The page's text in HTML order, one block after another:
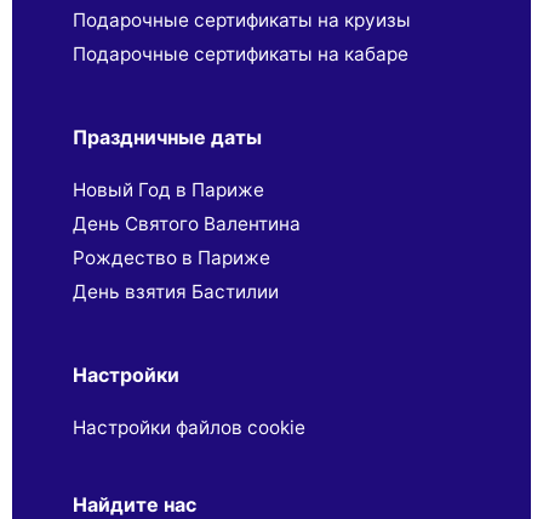
Подарочные сертификаты на круизы
Подарочные сертификаты на кабаре
Праздничные даты
Новый Год в Париже
День Святого Валентина
Рождество в Париже
День взятия Бастилии
Настройки
Настройки файлов cookie
Найдите нас